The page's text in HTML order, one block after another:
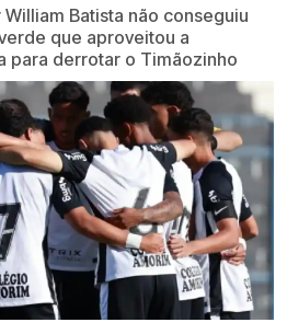
Batista não conseguiu
que aproveitou a
para derrotar o Timãozinho